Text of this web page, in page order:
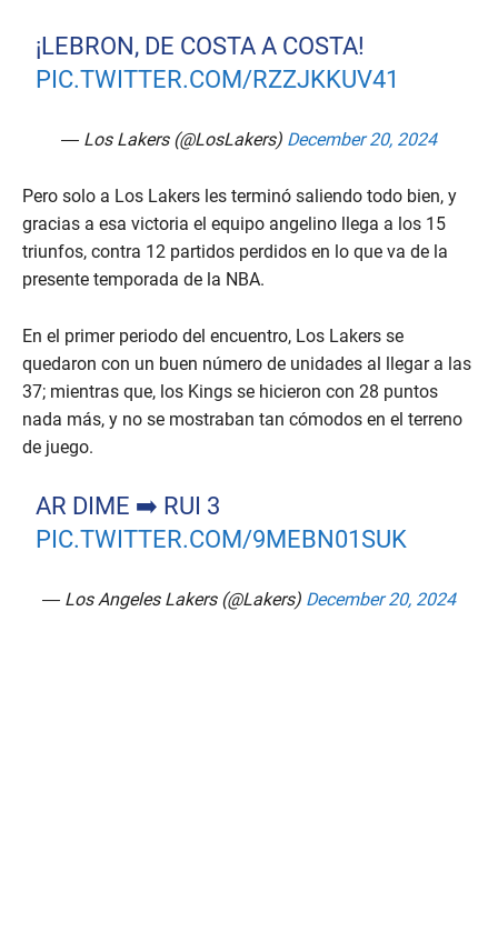
¡LEBRON, DE COSTA A COSTA!
PIC.TWITTER.COM/RZZJKKUV41
— Los Lakers (@LosLakers) December 20, 2024
Pero solo a Los Lakers les terminó saliendo todo bien, y
gracias a esa victoria el equipo angelino llega a los 15
triunfos, contra 12 partidos perdidos en lo que va de la
presente temporada de la NBA.
En el primer periodo del encuentro, Los Lakers se
quedaron con un buen número de unidades al llegar a las
37; mientras que, los Kings se hicieron con 28 puntos
nada más, y no se mostraban tan cómodos en el terreno
de juego.
AR DIME ➡️ RUI 3
PIC.TWITTER.COM/9MEBN01SUK
— Los Angeles Lakers (@Lakers) December 20, 2024